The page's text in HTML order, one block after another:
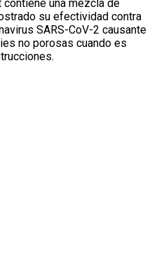
una mezcla de
su efectividad contra
SARS-CoV-2 causante
no porosas cuando es